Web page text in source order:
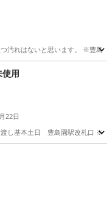
汚れはないと思います。 ※豊島
ボタン
用
22日
し基本土日 豊島園駅改札口 ※返